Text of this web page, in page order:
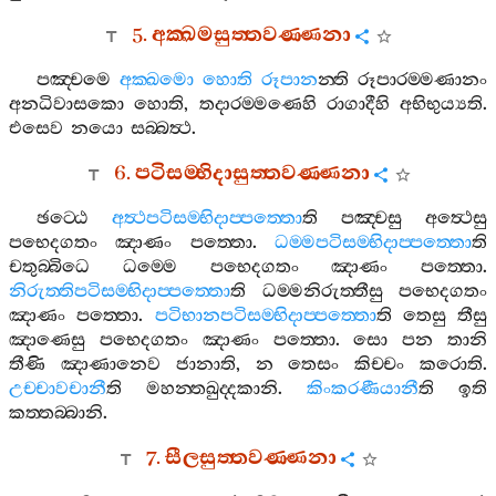
5.අක‍්ඛමසුත‍්තවණ‍්ණනා
පඤ‍්චමෙ අක‍්ඛමො හොති රූපානන‍්ති රූපාරම‍්මණානං
අනධිවාසකො හොති, තදාරම‍්මණෙහි රාගාදීහි අභිභුය්‍යති.
එසෙව නයො සබ‍්බත්‍ථ.
6.පටිසම‍්භිදාසුත‍්තවණ‍්ණනා
ඡට‍්ඨෙ අත්‍ථපටිසම‍්භිදාප‍්පත‍්තොති පඤ‍්චසු
අත්‍ථෙසු
පභෙදගතං
ඤාණං පත‍්තො.ධම‍්මපටිසම‍්භිදාප‍්පත‍්තොති
චතුබ‍්බිධෙ
ධම‍්මෙ පභෙදගතං ඤාණං පත‍්තො.
නිරුත‍්තිපටිසම‍්භිදාප‍්පත‍්තොති ධම‍්මනිරුත‍්තීසු
පභෙදගතං
ඤාණං පත‍්තො. පටිභානපටිසම‍්භිදාප‍්පත‍්තොති තෙසු තීසු
ඤාණෙසු
පභෙදගතං ඤාණං පත‍්තො.සො පන
තානි
තීණි
ඤාණානෙව ජානාති, න තෙසං කිච‍්චං කරොති.
උච‍්චාවචානීති මහන‍්තඛුද‍්දකානි. කිංකරණීයානීති
ඉති
කත‍්තබ‍්බානි.
7.සීලසුත‍්තවණ‍්ණනා